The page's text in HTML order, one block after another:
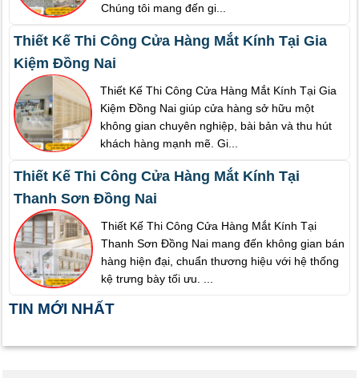
Chúng tôi mang đến gi...
Thiết Kế Thi Công Cửa Hàng Mắt Kính Tại Gia
Kiệm Đồng Nai
Thiết Kế Thi Công Cửa Hàng Mắt Kính Tại Gia
Kiệm Đồng Nai giúp cửa hàng sở hữu một
không gian chuyên nghiệp, bài bản và thu hút
khách hàng mạnh mẽ. Gi...
Thiết Kế Thi Công Cửa Hàng Mắt Kính Tại
Thanh Sơn Đồng Nai
Thiết Kế Thi Công Cửa Hàng Mắt Kính Tại
Thanh Sơn Đồng Nai mang đến không gian bán
hàng hiện đại, chuẩn thương hiệu với hệ thống
kệ trưng bày tối ưu. ...
TIN MỚI NHẤT